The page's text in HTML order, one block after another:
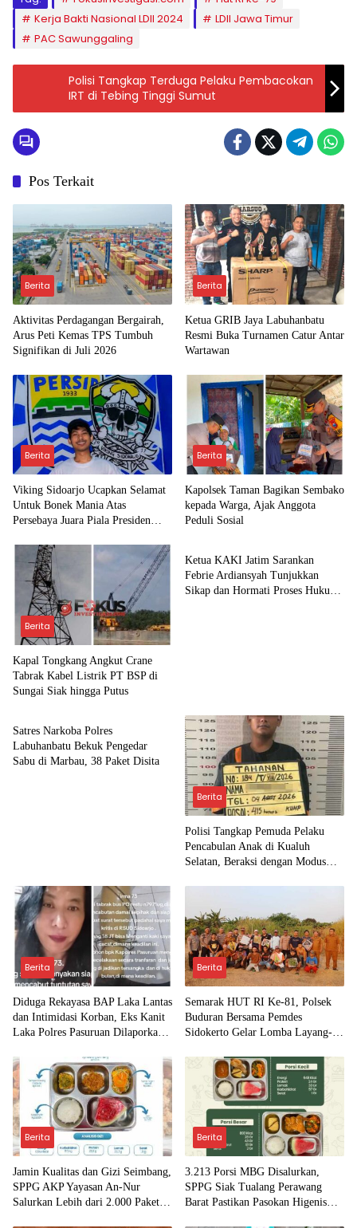
Kerja Bakti Nasional LDII 2024
LDII Jawa Timur
PAC Sawunggaling
Polisi Tangkap Terduga Pelaku Pembacokan
IRT di Tebing Tinggi Sumut
Pos Terkait
Berita
Aktivitas Perdagangan Bergairah,
Arus Peti Kemas TPS Tumbuh
Signifikan di Juli 2026
Berita
Ketua GRIB Jaya Labuhanbatu
Resmi Buka Turnamen Catur Antar
Wartawan
Berita
Viking Sidoarjo Ucapkan Selamat
Untuk Bonek Mania Atas
Persebaya Juara Piala Presiden
Berita
Kapolsek Taman Bagikan Sembako
kepada Warga, Ajak Anggota
Peduli Sosial
Berita
Kapal Tongkang Angkut Crane
Tabrak Kabel Listrik PT BSP di
Sungai Siak hingga Putus
Berita
Ketua KAKI Jatim Sarankan
Febrie Ardiansyah Tunjukkan
Sikap dan Hormati Proses Hukum,
Berita
Satres Narkoba Polres
Labuhanbatu Bekuk Pengedar
Sabu di Marbau, 38 Paket Disita
Berita
Polisi Tangkap Pemuda Pelaku
Pencabulan Anak di Kualuh
Selatan, Beraksi dengan Modus
Berita
Diduga Rekayasa BAP Laka Lantas
dan Intimidasi Korban, Eks Kanit
Laka Polres Pasuruan Dilaporkan
Berita
Semarak HUT RI Ke-81, Polsek
Buduran Bersama Pemdes
Sidokerto Gelar Lomba Layang-
Berita
Jamin Kualitas dan Gizi Seimbang,
SPPG AKP Yayasan An-Nur
Salurkan Lebih dari 2.000 Paket
Berita
3.213 Porsi MBG Disalurkan,
SPPG Siak Tualang Perawang
Barat Pastikan Pasokan Higenis